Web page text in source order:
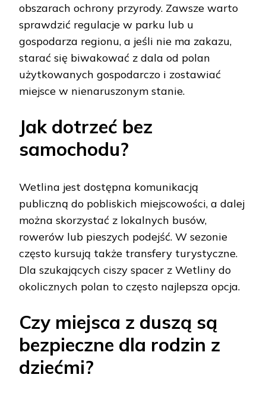
obszarach ochrony przyrody. Zawsze warto
sprawdzić regulacje w parku lub u
gospodarza regionu, a jeśli nie ma zakazu,
starać się biwakować z dala od polan
użytkowanych gospodarczo i zostawiać
miejsce w nienaruszonym stanie.
Jak dotrzeć bez
samochodu?
Wetlina jest dostępna komunikacją
publiczną do pobliskich miejscowości, a dalej
można skorzystać z lokalnych busów,
rowerów lub pieszych podejść. W sezonie
często kursują także transfery turystyczne.
Dla szukających ciszy spacer z Wetliny do
okolicznych polan to często najlepsza opcja.
Czy miejsca z duszą są
bezpieczne dla rodzin z
dziećmi?